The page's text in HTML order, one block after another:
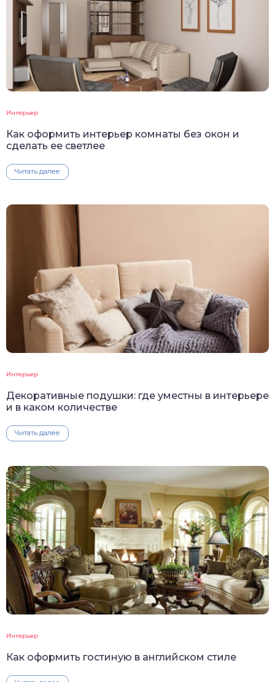
Интерьер
Как оформить интерьер комнаты без окон и
сделать ее светлее
Читать далее
Интерьер
Декоративные подушки: где уместны в интерьере
и в каком количестве
Читать далее
Интерьер
Как оформить гостиную в английском стиле